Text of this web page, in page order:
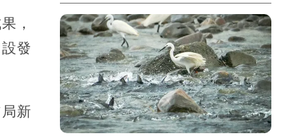
，
發
新
位教育界與地方人士到場共襄盛舉，向辛
勞付出的母親們獻上最高敬意。